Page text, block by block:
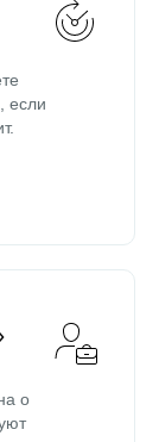
если
о